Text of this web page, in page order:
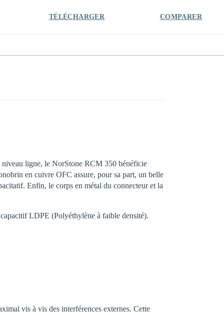
TÉLÉCHARGER COMPARER
ligne, le NorStone RCM 350 bénéficie
en cuivre OFC assure, pour sa part, un belle
Enfin, le corps en métal du connecteur et la
LDPE (Polyéthylène à faible densité).
vis à vis des interférences externes. Cette